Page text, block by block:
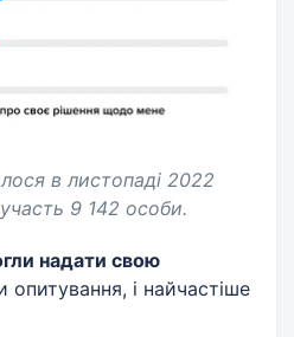
в листопаді 2022
9 142 особи.
надати свою
опитування, і найчастіше